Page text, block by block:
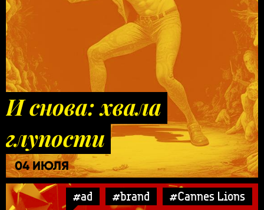
И снова: хвала
глупости
04 ИЮЛЯ
#ad #brand
#Cannes Lions